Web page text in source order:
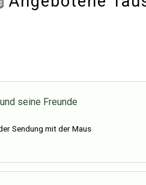
seine Freunde
Sendung mit der Maus